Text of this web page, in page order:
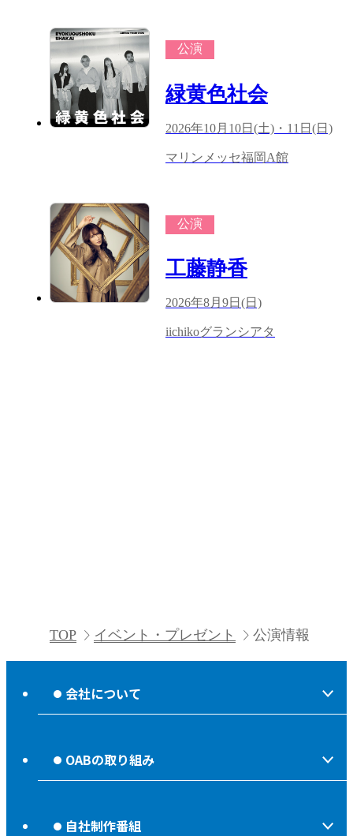
公演
緑黄色社会
2026年10月10日(土)・11日(日)
マリンメッセ福岡A館
公演
工藤静香
2026年8月9日(日)
iichikoグランシアタ
TOP イベント・プレゼント 公演情報
会社について
OABからのお知らせ
OABの取り組み
自社制作番組